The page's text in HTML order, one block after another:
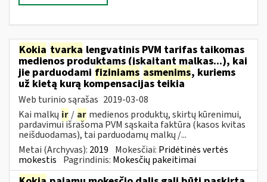
Kokia tvarka lengvatinis PVM tarifas taikomas
medienos produktams (įskaitant malkas...), kai
jie parduodami fiziniams asmenims, kuriems
už kietą kurą kompensacijas teikia
Web turinio sąrašas 2019-03-08
Kai malkų ir / ar medienos produktų, skirtų kūrenimui,
pardavimui išrašoma PVM sąskaita faktūra (kasos kvitas
neišduodamas), tai parduodamų malkų /...
Metai (Archyvas): 2019 Mokesčiai: Pridėtinės vertės
mokestis Pagrindinis: Mokesčių pakeitimai